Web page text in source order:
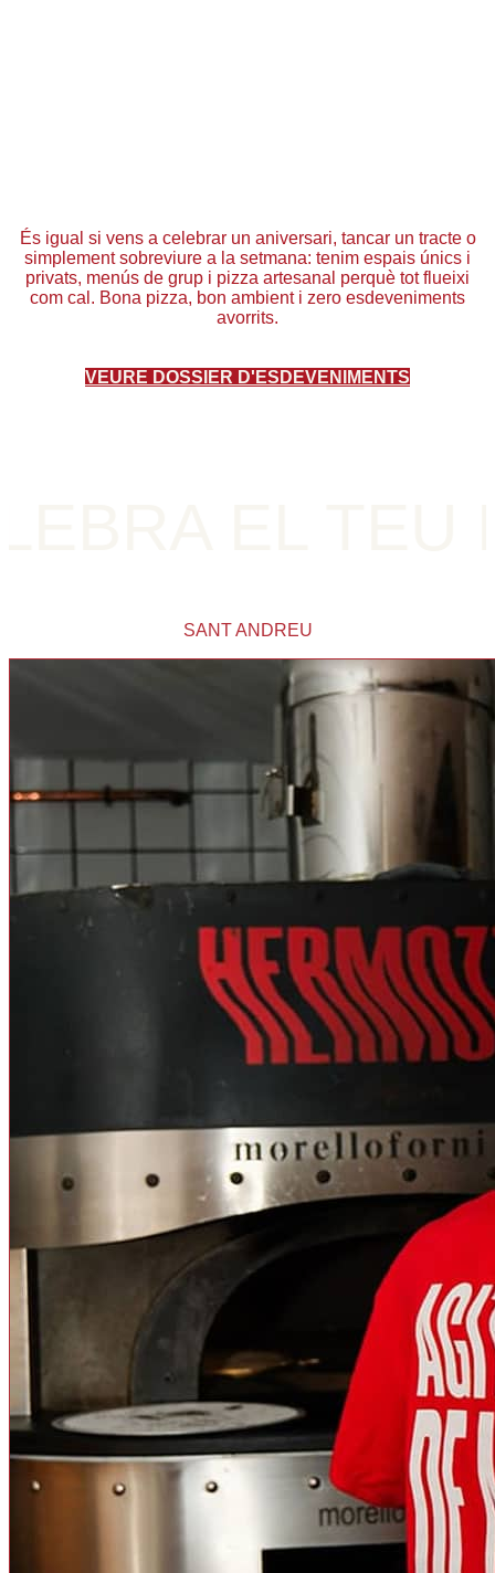
És igual si vens a celebrar un aniversari, tancar un tracte o
simplement sobreviure a la setmana: tenim espais únics i
privats, menús de grup i pizza artesanal perquè tot flueixi
com cal. Bona pizza, bon ambient i zero esdeveniments
avorrits.
VEURE DOSSIER D'ESDEVENIMENTS
SANT ANDREU